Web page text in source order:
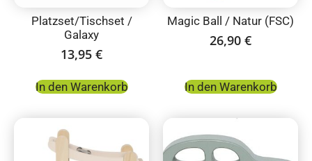
Platzset/Tischset /
Galaxy
13,95 €
In den Warenkorb
Magic Ball / Natur (FSC)
26,90 €
In den Warenkorb